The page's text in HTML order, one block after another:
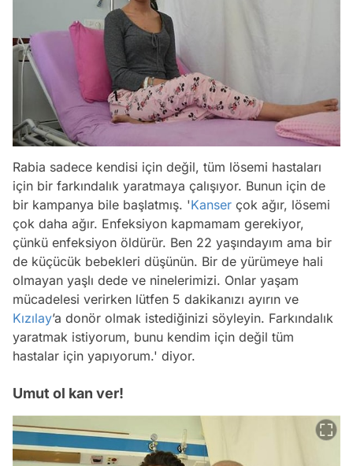
Rabia sadece kendisi için değil, tüm lösemi hastaları
için bir farkındalık yaratmaya çalışıyor. Bunun için de
bir kampanya bile başlatmış. 'Kanser çok ağır, lösemi
çok daha ağır. Enfeksiyon kapmamam gerekiyor,
çünkü enfeksiyon öldürür. Ben 22 yaşındayım ama bir
de küçücük bebekleri düşünün. Bir de yürümeye hali
olmayan yaşlı dede ve ninelerimizi. Onlar yaşam
mücadelesi verirken lütfen 5 dakikanızı ayırın ve
Kızılay’a donör olmak istediğinizi söyleyin. Farkındalık
yaratmak istiyorum, bunu kendim için değil tüm
hastalar için yapıyorum.' diyor.
Umut ol kan ver!